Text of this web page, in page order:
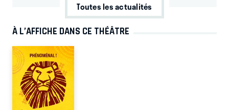
Toutes les actualités
À L’AFFICHE DANS CE THÉÂTRE